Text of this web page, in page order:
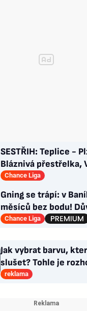
SESTŘIH: Teplice -
Bláznivá přestřelka,
tři góly. Krčíkova
Chance Liga
Gning se trápí: v
měsíců bez bodu!
opakují u tří trenérů
Chance Liga
Jak vybrat barvu,
slušet? Tohle je
reklama